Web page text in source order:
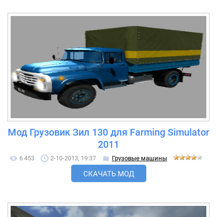
Мод Грузовик Зил 130 для Farming Simulator
2011
6 453 2-10-2013, 19:37 Грузовые машины
СКАЧАТЬ МОД